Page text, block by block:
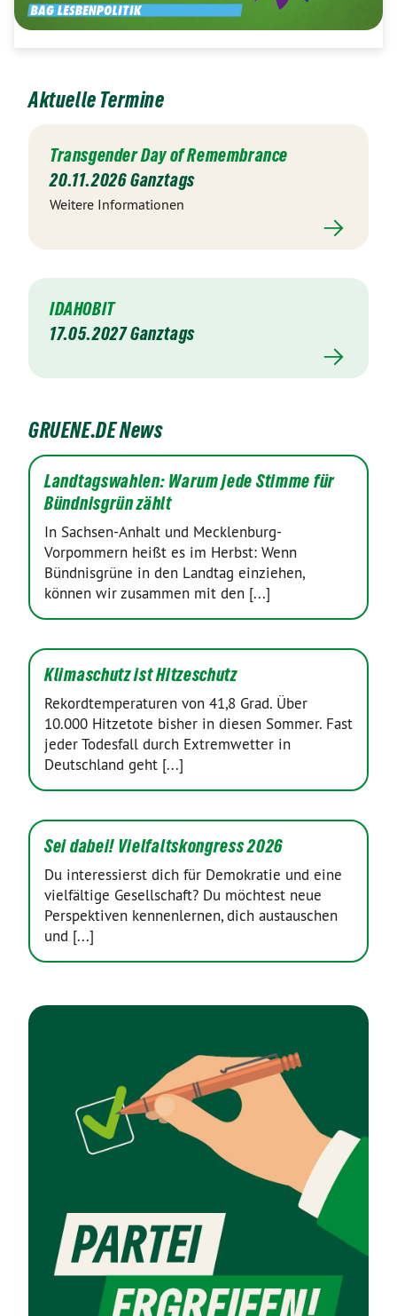
Aktuelle Termine
Transgender Day of Remembrance
20.11.2026 Ganztags
Weitere Informationen
IDAHOBIT
17.05.2027 Ganztags
GRUENE.DE News
Landtagswahlen: Warum jede Stimme für
Bündnisgrün zählt
In Sachsen-Anhalt und Mecklenburg-
Vorpommern heißt es im Herbst: Wenn
Bündnisgrüne in den Landtag einziehen,
können wir zusammen mit den [...]
Klimaschutz ist Hitzeschutz
Rekordtemperaturen von 41,8 Grad. Über
10.000 Hitzetote bisher in diesen Sommer. Fast
jeder Todesfall durch Extremwetter in
Deutschland geht [...]
Sei dabei! Vielfaltskongress 2026
Du interessierst dich für Demokratie und eine
vielfältige Gesellschaft? Du möchtest neue
Perspektiven kennenlernen, dich austauschen
und [...]